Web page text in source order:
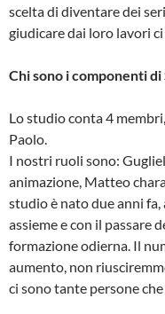
scelta di diventare dei
giudicare dai loro lavori
Chi sono i componenti di
Lo studio conta 4
Paolo.
I nostri ruoli sono:
animazione, Matteo
studio è nato due anni
assieme e con il passare
formazione odierna. Il
aumento, non
ci sono tante persone